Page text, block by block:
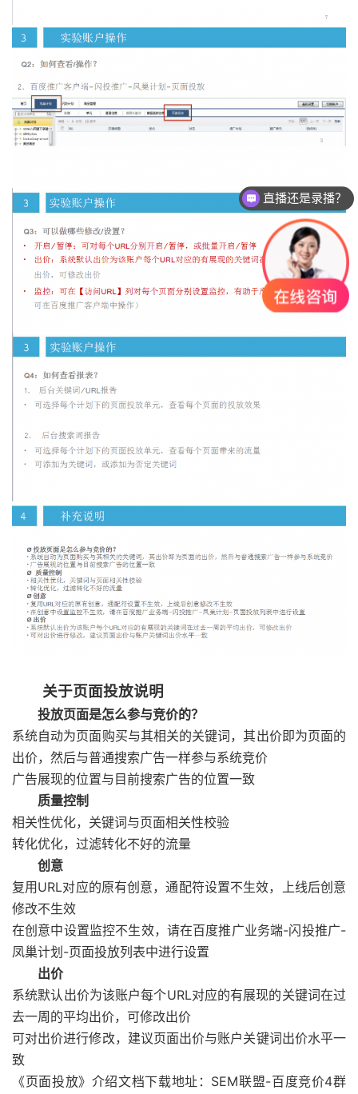
关于页面投放说明
投放页面是怎么参与竞价的？
系统自动为页面购买与其相关的关键词，其出价即为页面的
出价，然后与普通搜索广告一样参与系统竞价
广告展现的位置与目前搜索广告的位置一致
质量控制
相关性优化，关键词与页面相关性校验
转化优化，过滤转化不好的流量
创意
复用URL对应的原有创意，通配符设置不生效，上线后创意
修改不生效
在创意中设置监控不生效，请在百度推广业务端-闪投推广-
凤巢计划-页面投放列表中进行设置
出价
系统默认出价为该账户每个URL对应的有展现的关键词在过
去一周的平均出价，可修改出价
可对出价进行修改，建议页面出价与账户关键词出价水平一
致
《页面投放》介绍文档下载地址：SEM联盟-百度竞价4群
直播还是录播？